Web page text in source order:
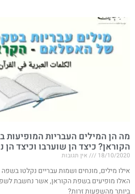
מה הן המילים העבריות
הקוראן? כיצד הן שוערבו וכיצד
18/10/2020 אין תגובות
אילו מילים, מונחים ושמות עבריים נקלטו
האלו מופיעים בשפת הקוראן, אשר נחשבת
ביותר מהשפעות זרות?